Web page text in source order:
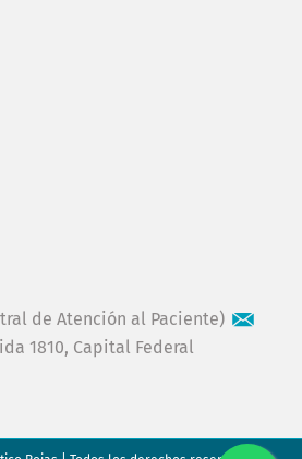
de Atención al Paciente)
1810, Capital Federal